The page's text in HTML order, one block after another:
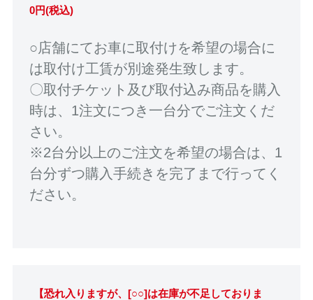
0円(税込)
○店舗にてお車に取付けを希望の場合に
は取付け工賃が別途発生致します。
〇取付チケット及び取付込み商品を購入
時は、1注文につき一台分でご注文くだ
さい。
※2台分以上のご注文を希望の場合は、1
台分ずつ購入手続きを完了まで行ってく
ださい。
【恐れ入りますが、[○○]は在庫が不足しておりま